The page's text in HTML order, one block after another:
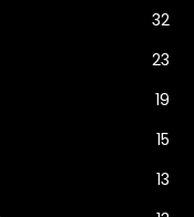
32
23
19
15
13